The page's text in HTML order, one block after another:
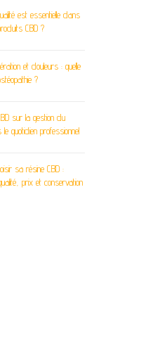
est essentielle dans
CBD ?
et douleurs : quelle
?
sur la gestion du
quotidien professionnel
sa résine CBD :
prix et conservation